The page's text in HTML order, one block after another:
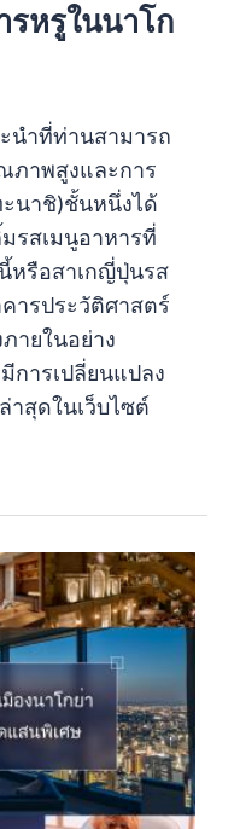
หรูในนาโก
นำที่ท่านสามารถ
ภาพสูงและการ
ะนาชิ)ชั้นหนึ่งได้
รสเมนูอาหารที่
หรือสาเกญี่ปุ่นรส
ารประวัติศาสตร์
ายในอย่าง
การเปลี่ยนแปลง
สุดในเว็บไซต์